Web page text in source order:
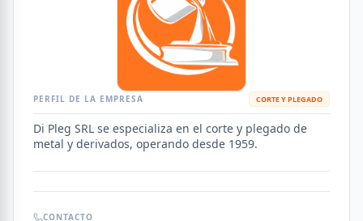
PERFIL DE LA EMPRESA CORTE Y PLEGADO
Di Pleg SRL se especializa en el corte y plegado de
metal y derivados, operando desde 1959.
CONTACTO